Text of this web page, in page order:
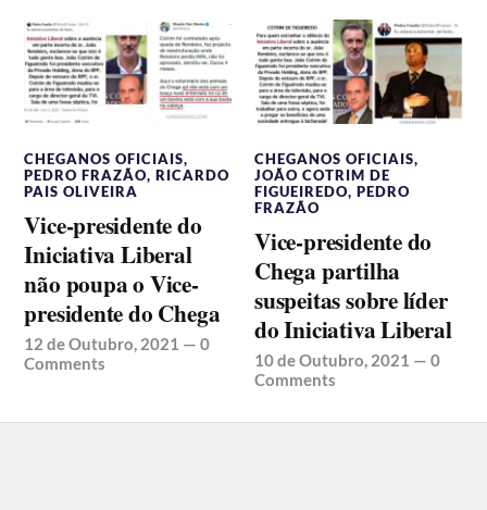
CHEGANOS OFICIAIS,
PEDRO FRAZÃO,RICARDO
PAIS OLIVEIRA
Vice-presidente do
Iniciativa Liberal
não poupa o Vice-
presidente do Chega
12 de Outubro, 2021 —0
Comments
CHEGANOS OFICIAIS,
JOÃO COTRIM DE
FIGUEIREDO,PEDRO
FRAZÃO
Vice-presidente do
Chega partilha
suspeitas sobre líder
do Iniciativa Liberal
10 de Outubro, 2021 —0
Comments